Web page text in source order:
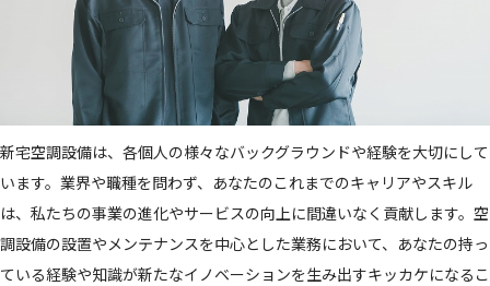
新宅空調設備は、各個人の様々なバックグラウンドや経験を大切にして
います。業界や職種を問わず、あなたのこれまでのキャリアやスキル
は、私たちの事業の進化やサービスの向上に間違いなく貢献します。空
調設備の設置やメンテナンスを中心とした業務において、あなたの持っ
ている経験や知識が新たなイノベーションを生み出すキッカケになるこ